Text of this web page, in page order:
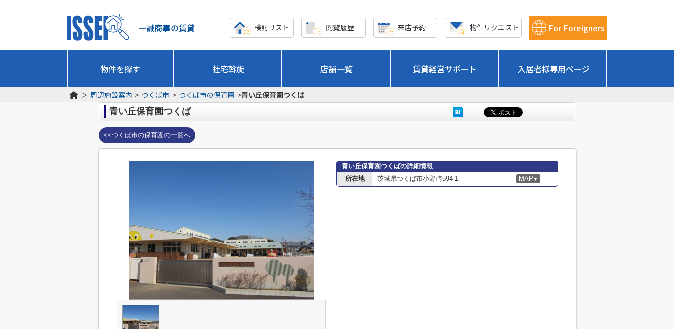
一誠商事の賃貸 検討リスト 閲覧履歴 来店予約 物件リクエスト For Foreigners
物件を探す 社宅斡旋 店舗一覧 賃貸経営サポート 入居者様専用ページ
＞ 周辺施設案内 > つくば市 > つくば市の保育園 >青い丘保育園つくば
青い丘保育園つくば
<<つくば市の保育園の一覧へ
青い丘保育園つくばの詳細情報
所在地
茨城県つくば市小野崎594-1 MAP ▼